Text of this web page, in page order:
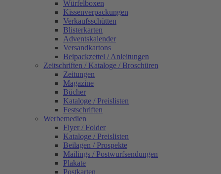
Würfelboxen
Kissenverpackungen
Verkaufsschütten
Blisterkarten
Adventskalender
Versandkartons
Beipackzettel / Anleitungen
Zeitschriften / Kataloge / Broschüren
Zeitungen
Magazine
Bücher
Kataloge / Preislisten
Festschriften
Werbemedien
Flyer / Folder
Kataloge / Preislisten
Beilagen / Prospekte
Mailings / Postwurfsendungen
Plakate
Postkarten